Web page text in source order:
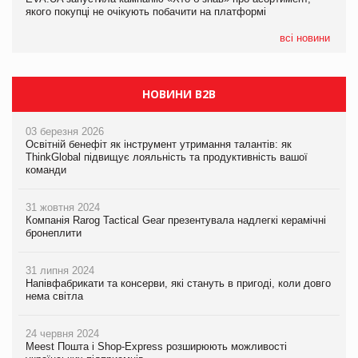
якого покупці не очікують побачити на платформі
всі новини
Мережа супермаркетів VARUS купує мережу магазинів
НОВИНИ B2B
03 березня 2026
Освітній бенефіт як інструмент утримання талантів: як
ThinkGlobal підвищує лояльність та продуктивність вашої
команди
31 жовтня 2024
Компанія Rarog Tactical Gear презентувала надлегкі керамічні
бронеплити
31 липня 2024
Напівфабрикати та консерви, які стануть в пригоді, коли довго
нема світла
24 червня 2024
Meest Пошта і Shop-Express розширюють можливості